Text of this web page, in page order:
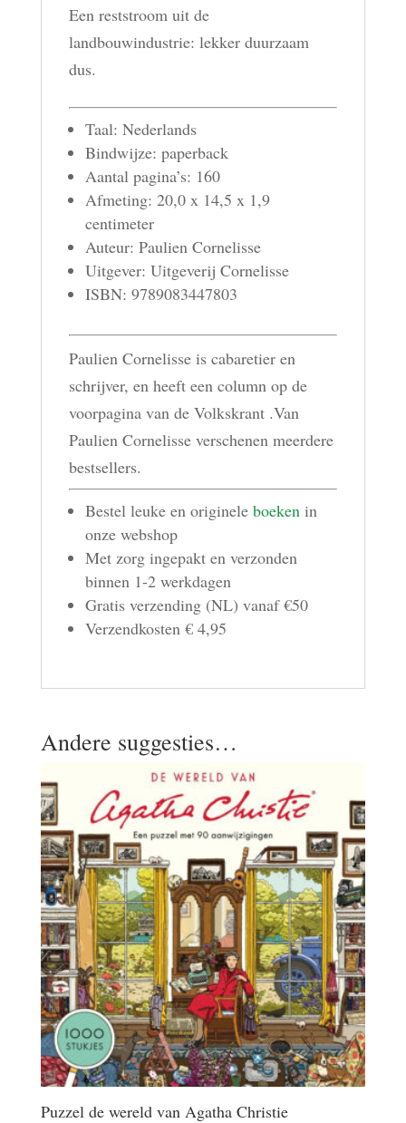
Een reststroom uit de
landbouwindustrie: lekker duurzaam
dus.
Taal: Nederlands
Bindwijze: paperback
Aantal pagina’s: 160
Afmeting: 20,0 x 14,5 x 1,9
centimeter
Auteur: Paulien Cornelisse
Uitgever: Uitgeverij Cornelisse
ISBN: 9789083447803
Paulien Cornelisse is cabaretier en
schrijver, en heeft een column op de
voorpagina van de Volkskrant .Van
Paulien Cornelisse verschenen meerdere
bestsellers.
Bestel leuke en originele boekenin
onze webshop
Met zorg ingepakt en verzonden
binnen 1-2 werkdagen
Gratis verzending (NL) vanaf €50
Verzendkosten € 4,95
Andere suggesties…
Puzzel de wereld van Agatha Christie